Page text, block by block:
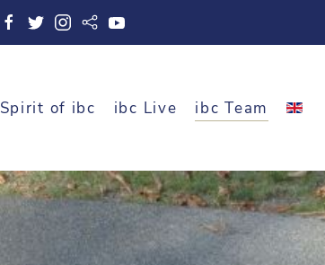
Spirit of ibc ibc Live ibc Team